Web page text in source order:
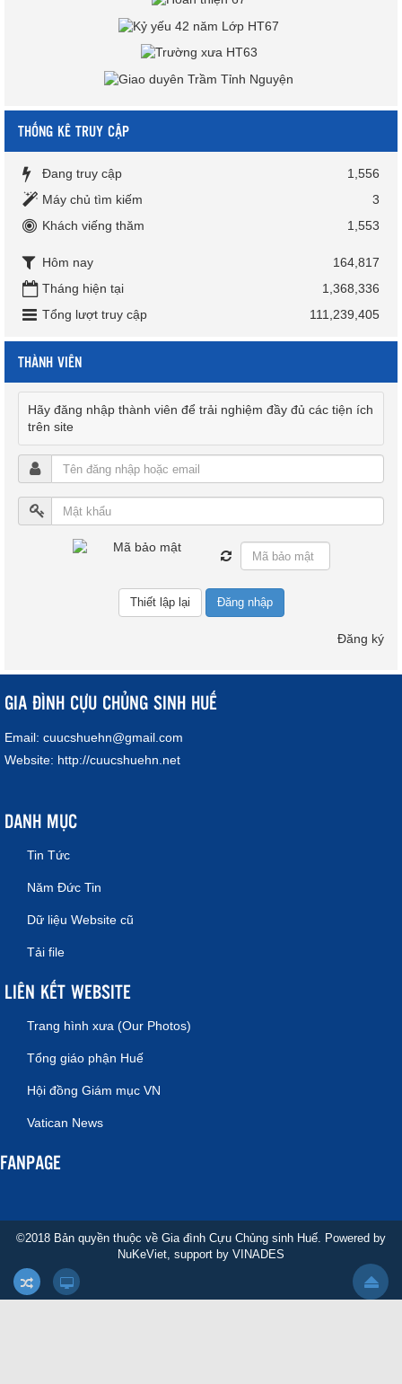
THỐNG KÊ TRUY CẬP
Đang truy cập
1,556
Máy chủ tìm kiếm
3
Khách viếng thăm
1,553
Hôm nay
164,817
Tháng hiện tại
1,368,336
Tổng lượt truy cập
111,239,405
THÀNH VIÊN
Hãy đăng nhập thành viên để trải nghiệm đầy đủ các tiện ích
trên site
Đăng nhập
Đăng ký
GIA ĐÌNH CỰU CHỦNG SINH HUẾ
Email: cuucshuehn@gmail.com
Website: http://cuucshuehn.net
DANH MỤC
Tin Tức
Năm Đức Tin
Dữ liệu Website cũ
Tải file
LIÊN KẾT WEBSITE
Trang hình xưa (Our Photos)
Tổng giáo phận Huế
Hội đồng Giám mục VN
Vatican News
FANPAGE
©2018 Bản quyền thuộc về Gia đình Cựu Chủng sinh Huế. Powered by
NuKeViet, support by VINADES